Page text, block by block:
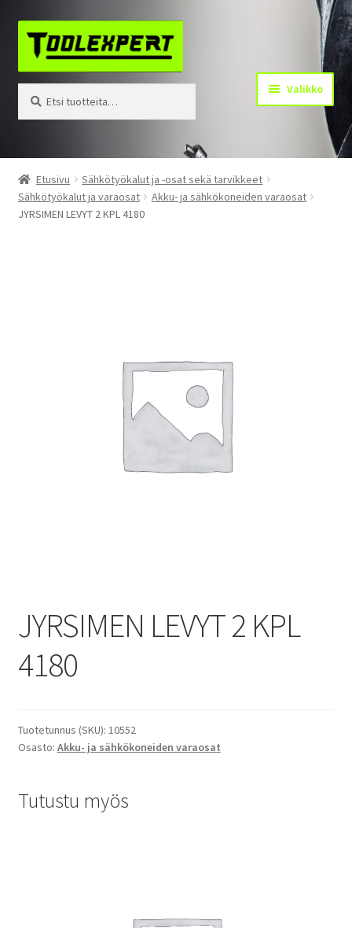
Siirry
navigointiin
Siirry
sisältöön
Valikko
Tuotteet
Yhteystiedot
Etusivu
Sähkötyökalut ja -osat sekä tarvikkeet
Sähkötyökalut ja varaosat
Akku- ja sähkökoneiden varaosat
JYRSIMEN LEVYT 2 KPL 4180
JYRSIMEN LEVYT 2 KPL
4180
Tuotetunnus (SKU): 10552
Osasto: Akku- ja sähkökoneiden varaosat
Tutustu myös